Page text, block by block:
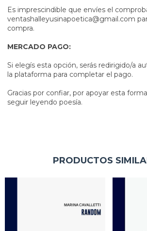
Es imprescindible que envíes el
ventashalleyusinapoetica@gmail.com
compra.
MERCADO PAGO:
Si elegís esta opción, serás redirigido/a
la plataforma para completar el pago.
Gracias por confiar, por apoyar esta
seguir leyendo poesía.
PRODUCTOS